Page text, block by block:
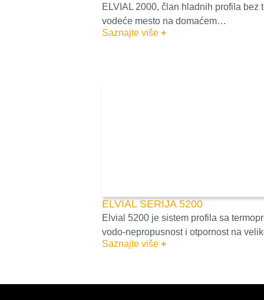
ELVIAL 2000, član hladnih profila
vodeće mesto na domaćem…
Saznajte više+
ELVIAL SERIJA 5200
Elvial 5200 je sistem profila sa
vodo-nepropusnost i otpornost na
Saznajte više+